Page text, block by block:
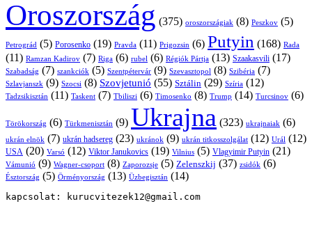
Oroszország (375) oroszországiak (8) Peszkov (5)
Petrográd (5) Porosenko (19) Pravda (11) Prigozsin (6) Putyin (168) Rada
(11) Ramzan Kadirov (7) Riga (6) rubel (6) Régiók Pártja (13) Szaakasvili (17)
Szabadság (7) szankciók (5) Szentpétervár (9) Szevasztopol (8) Szibéria (7)
Szlavjanszk (9) Szocsi (8) Szovjetunió (55) Sztálin (29) Szíria (12)
Tadzsikisztán (11) Taskent (7) Tbiliszi (6) Timosenko (8) Trump (14) Turcsinov (6)
Törökország (6) Türkmenisztán (9) Ukrajna (323) ukrajnaiak (6)
ukrán elnök (7) ukrán hadsereg (23) ukránok (9) ukrán titkosszolgálat (12) Urál (12)
USA (20) Varsó (12) Viktor Janukovics (19) Vilnius (5) Vlagyimir Putyin (21)
Vámunió (9) Wagner-csoport (8) Zaporozsje (5) Zelenszkij (37) zsidók (6)
Észtország (5) Örményország (13) Üzbegisztán (14)
kapcsolat: kurucvitezek12@gmail.com